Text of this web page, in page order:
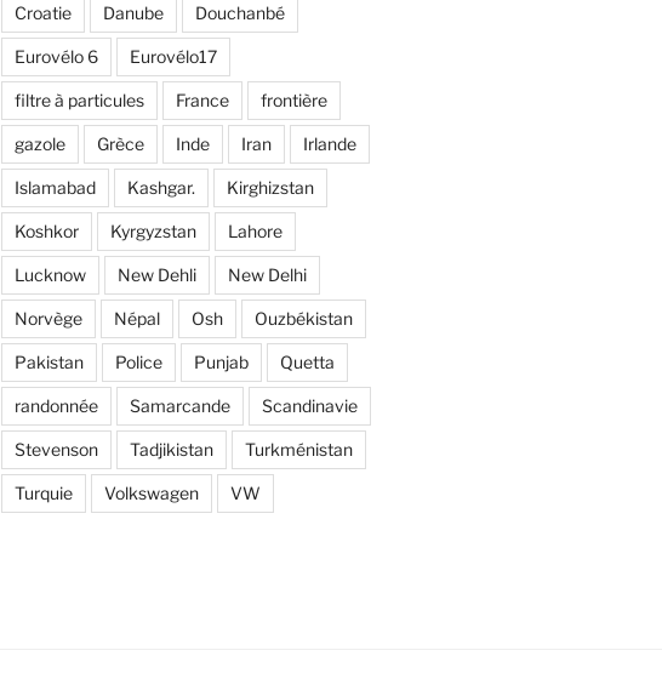
Croatie Danube Douchanbé
Eurovélo 6 Eurovélo17
filtre à particules France frontière
gazole Grèce Inde Iran Irlande
Islamabad Kashgar. Kirghizstan
Koshkor Kyrgyzstan Lahore
Lucknow New Dehli New Delhi
Norvège Népal Osh Ouzbékistan
Pakistan Police Punjab Quetta
randonnée Samarcande Scandinavie
Stevenson Tadjikistan Turkménistan
Turquie Volkswagen VW